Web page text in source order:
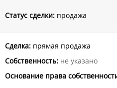
Статус сделки: продажа
Сделка: прямая продажа
Собственность: не указано
Основание права